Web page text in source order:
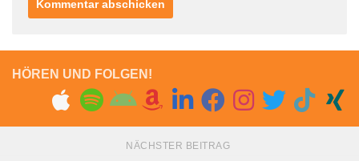
HÖREN UND FOLGEN!
NÄCHSTER BEITRAG